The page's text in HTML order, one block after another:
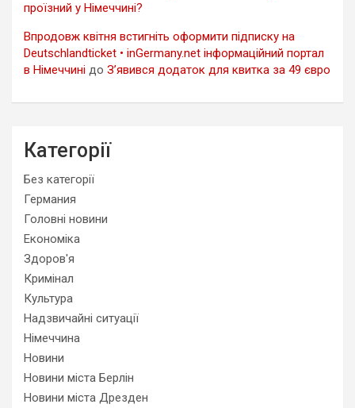
проїзний у Німеччині?
Впродовж квітня встигніть оформити підписку на
Deutschlandticket • inGermany.net інформаційний портал
в Німеччині до З’явився додаток для квитка за 49 євро
Категорії
Без категорії
Германия
Головні новини
Економіка
Здоров'я
Кримінал
Культура
Надзвичайні ситуації
Німеччина
Новини
Новини міста Берлін
Новини міста Дрезден